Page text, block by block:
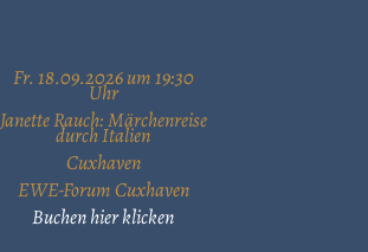
Fr. 18.09.2026 um 19:30
Uhr
Janette Rauch: Märchenreise
durch Italien
Cuxhaven
EWE-Forum Cuxhaven
Buchen hier klicken